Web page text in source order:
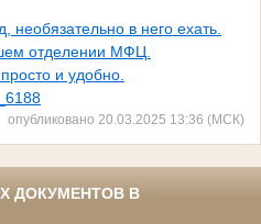
необязательно в него ехать.
отделении МФЦ.
и удобно.
опубликовано 20.03.2025 13:36 (МСК)
ДОКУМЕНТОВ В